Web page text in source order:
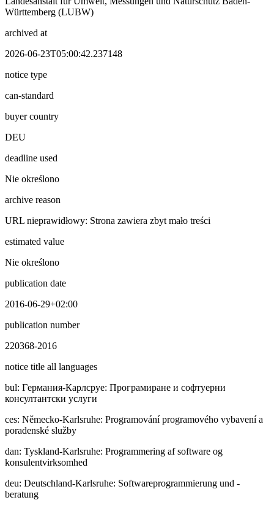
Württemberg (LUBW)
archived at
2026-06-23T05:00:42.237148
notice type
can-standard
buyer country
DEU
deadline used
Nie określono
archive reason
URL nieprawidłowy: Strona zawiera zbyt mało treści
estimated value
Nie określono
publication date
2016-06-29+02:00
publication number
220368-2016
notice title all languages
bul: Гepмaния-Карлсруе: Програмиране и софтуерни
консултантски услуги
ces: Německo-Karlsruhe: Programování programového vybavení a
poradenské služby
dan: Tyskland-Karlsruhe: Programmering af software og
konsulentvirksomhed
deu: Deutschland-Karlsruhe: Softwareprogrammierung und -
beratung